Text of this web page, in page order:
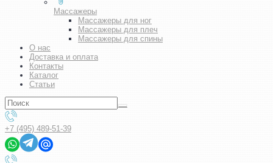
Массажеры
Массажеры для ног
Массажеры для плеч
Массажеры для спины
О нас
Доставка и оплата
Контакты
Каталог
Статьи
+7 (495) 489-51-39